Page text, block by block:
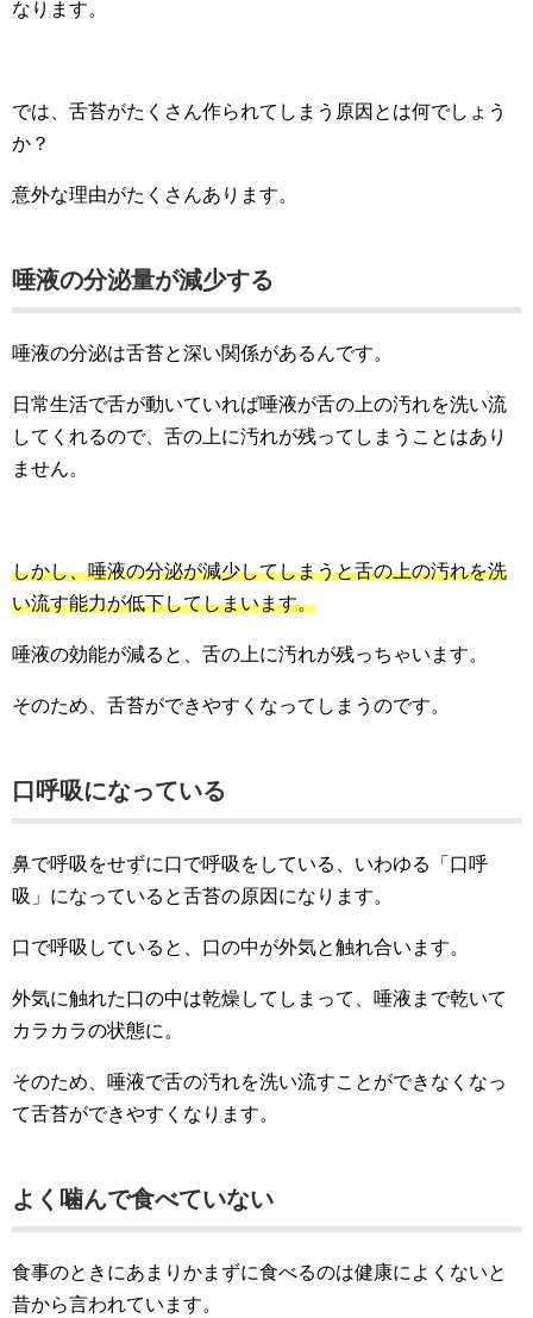
なります。
では、舌苔がたくさん作られてしまう原因とは何でしょう
か？
意外な理由がたくさんあります。
唾液の分泌量が減少する
唾液の分泌は舌苔と深い関係があるんです。
日常生活で舌が動いていれば唾液が舌の上の汚れを洗い流
してくれるので、舌の上に汚れが残ってしまうことはあり
ません。
しかし、唾液の分泌が減少してしまうと舌の上の汚れを洗
い流す能力が低下してしまいます。
唾液の効能が減ると、舌の上に汚れが残っちゃいます。
そのため、舌苔ができやすくなってしまうのです。
口呼吸になっている
鼻で呼吸をせずに口で呼吸をしている、いわゆる「口呼
吸」になっていると舌苔の原因になります。
口で呼吸していると、口の中が外気と触れ合います。
外気に触れた口の中は乾燥してしまって、唾液まで乾いて
カラカラの状態に。
そのため、唾液で舌の汚れを洗い流すことができなくなっ
て舌苔ができやすくなります。
よく噛んで食べていない
食事のときにあまりかまずに食べるのは健康によくないと
昔から言われています。